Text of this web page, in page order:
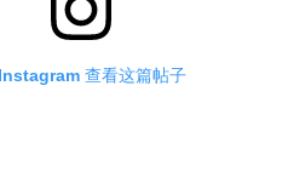
查看这篇帖子